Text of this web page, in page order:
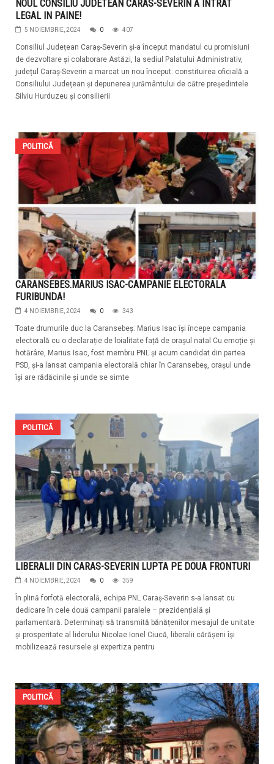
NOUL CONSILIU JUDETEAN CARAS-SEVERIN A INTRAT
LEGAL IN PAINE!
5 NOIEMBRIE, 2024 0 407
Consiliul Județean Caraș-Severin și-a început mandatul cu promisiuni
de dezvoltare și colaborare Astăzi, la sediul Palatului Administrativ,
județul Caraș-Severin a marcat un nou început: constituirea oficială a
Consiliului Județean și depunerea jurământului de către președintele
Silviu Hurduzeu și consilierii
POLITICĂ
CARANSEBES.MARIUS ISAC-CAMPANIE ELECTORALA
FURIBUNDA!
4 NOIEMBRIE, 2024 0 343
Toate drumurile duc la Caransebeș: Marius Isac își începe campania
electorală cu o declarație de loialitate față de orașul natal Cu emoție și
hotărâre, Marius Isac, fost membru PNL și acum candidat din partea
PSD, și-a lansat campania electorală chiar în Caransebeș, orașul unde
își are rădăcinile și unde se simte
POLITICĂ
LIBERALII DIN CARAS-SEVERIN LUPTA PE DOUA FRONTURI
4 NOIEMBRIE, 2024 0 359
În plină forfotă electorală, echipa PNL Caraș-Severin s-a lansat cu
dedicare în cele două campanii paralele – prezidențială și
parlamentară. Determinați să transmită bănățenilor mesajul de unitate
și prosperitate al liderului Nicolae Ionel Ciucă, liberalii cărășeni își
mobilizează resursele și expertiza pentru
POLITICĂ